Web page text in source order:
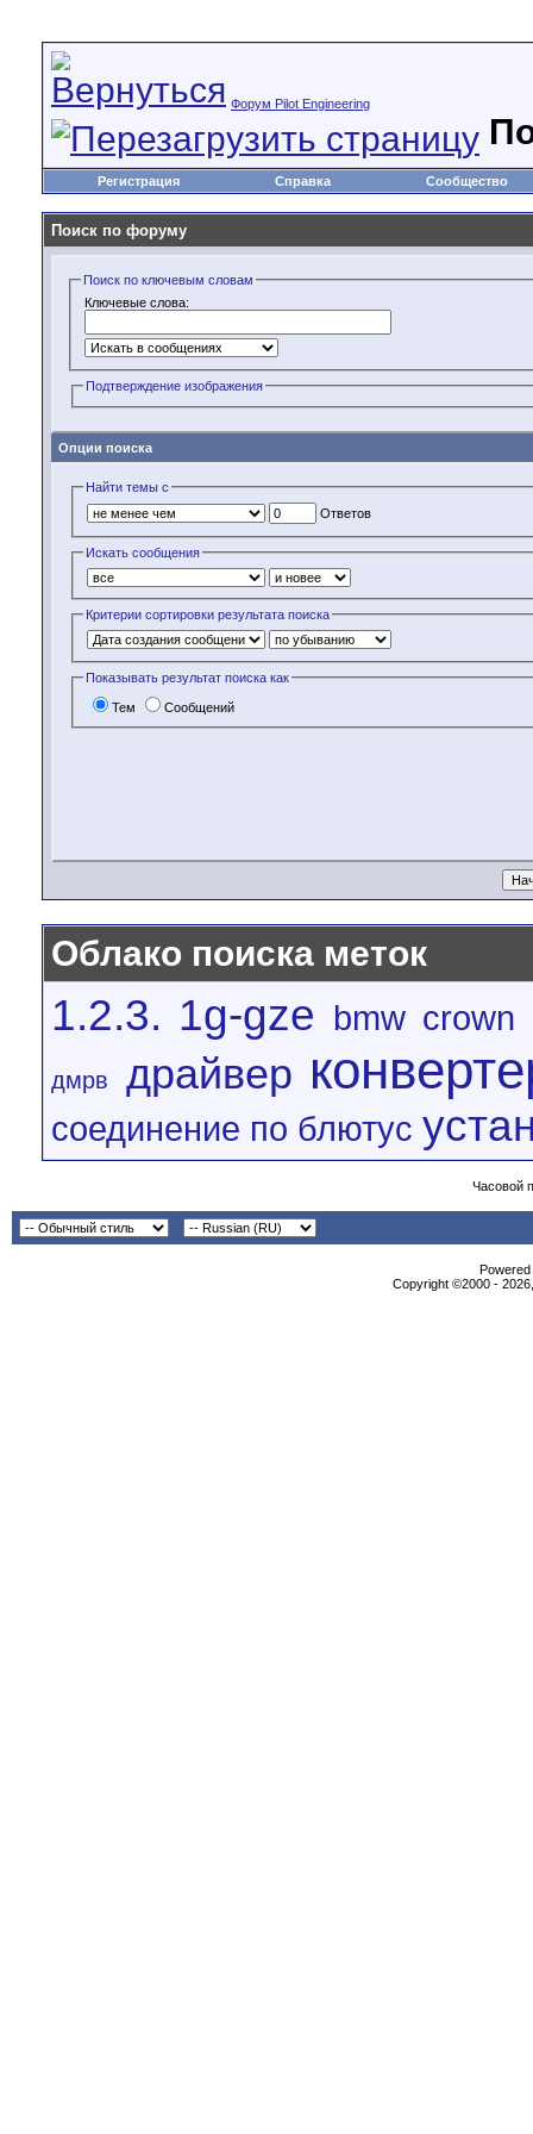
Форум Pilot Engineering
Регистрация Справка Сообщество
Поиск по форуму
Поиск по ключевым словам
Ключевые слова:
Подтверждение изображения
Опции поиска
Найти темы с
Ответов
Искать сообщения
Критерии сортировки результата поиска
Показывать результат поиска как
Тем Сообщений
Облако поиска меток
1.2.3. 1g-gze bmw crown
дмрв драйвер
соединение по блютус
Часовой
Copyright ©2000 -